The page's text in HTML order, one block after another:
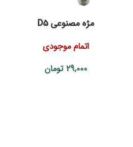
مژه مصنوعی D5
اتمام موجودی
29,000 تومان